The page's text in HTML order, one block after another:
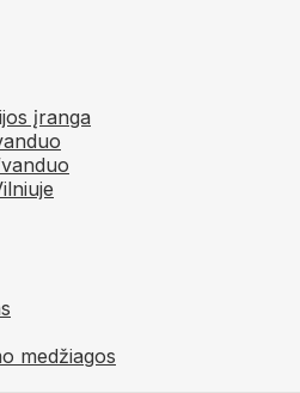
įranga
medžiagos